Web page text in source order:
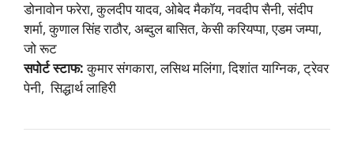
डोनावोन फरेरा, कुलदीप यादव, ओबेद मैकॉय, नवदीप सैनी, संदीप
शर्मा, कुणाल सिंह राठौर, अब्दुल बासित, केसी करियप्पा, एडम जम्पा,
जो रूट
सपोर्ट स्टाफ:कुमार संगकारा, लसिथ मलिंगा, दिशांत याग्निक, ट्रेवर
पेनी, सिद्धार्थ लाहिरी